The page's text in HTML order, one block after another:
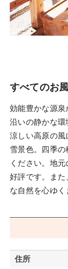
すべてのお
効能豊かな源
沿いの静かな環
涼しい高原の
雪景色。四季
ください。地
好評です。ま
な自然を心ゆく
住所